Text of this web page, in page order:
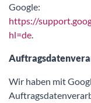
Google:
https://
hl=de.
Wir haben mit